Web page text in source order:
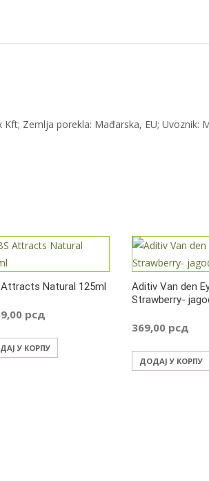
Kft; Zemlja porekla: Mađarska, EU; Uvoznik:
Attracts Natural 125ml
рсд
У КОРПУ
Aditiv Van den
Strawberry-
369,00 рсд
ДОДАЈ У КОРПУ